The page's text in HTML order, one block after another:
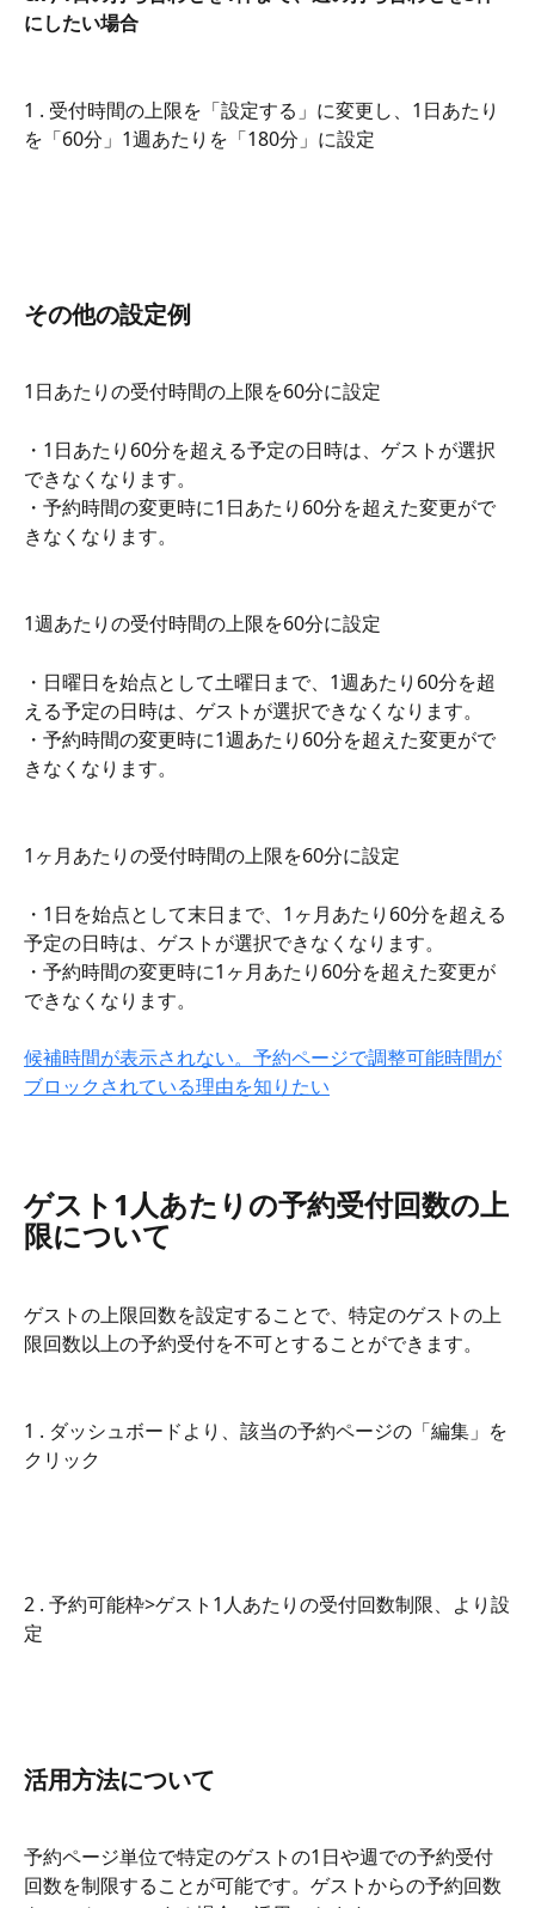
にしたい場合
1 . 受付時間の上限を「設定する」に変更し、1日あたり
を「60分」1週あたりを「180分」に設定
その他の設定例
1日あたりの受付時間の上限を60分に設定
・1日あたり60分を超える予定の日時は、ゲストが選択
できなくなります。
・予約時間の変更時に1日あたり60分を超えた変更がで
きなくなります。
1週あたりの受付時間の上限を60分に設定
・日曜日を始点として土曜日まで、1週あたり60分を超
える予定の日時は、ゲストが選択できなくなります。
・予約時間の変更時に1週あたり60分を超えた変更がで
きなくなります。
1ヶ月あたりの受付時間の上限を60分に設定
・1日を始点として末日まで、1ヶ月あたり60分を超える
予定の日時は、ゲストが選択できなくなります。
・予約時間の変更時に1ヶ月あたり60分を超えた変更が
できなくなります。
候補時間が表示されない。予約ページで調整可能時間が
ブロックされている理由を知りたい
ゲスト1人あたりの予約受付回数の上
限について
ゲストの上限回数を設定することで、特定のゲストの上
限回数以上の予約受付を不可とすることができます。
1 . ダッシュボードより、該当の予約ページの「編集」を
クリック
2 . 予約可能枠>ゲスト1人あたりの受付回数制限、より設
定
活用方法について
予約ページ単位で特定のゲストの1日や週での予約受付
回数を制限することが可能です。ゲストからの予約回数